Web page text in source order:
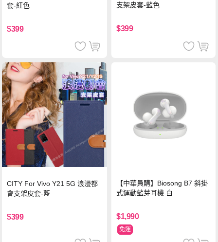
套-紅色
$399
支架皮套-藍色
$399
CITY For Vivo Y21 5G 浪漫都
會支架皮套-藍
$399
【中華員購】Biosong B7 斜掛
式運動藍芽耳機 白
$1,990
免運